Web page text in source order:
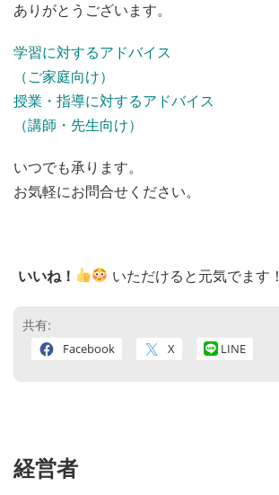
ありがとうございます。
学習に対するアドバイス
（ご家庭向け）
授業・指導に対するアドバイス
（講師・先生向け）
いつでも承ります。
お気軽にお問合せください。
いいね！ いただけると元気でます！
共有:
Facebook X LINE
経営者